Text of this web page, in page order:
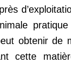
obtenir de
cette